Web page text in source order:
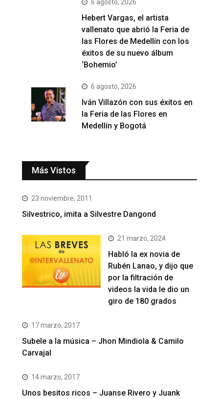
6 agosto, 2026
Hebert Vargas, el artista
vallenato que abrió la Feria de
las Flores de Medellín con los
éxitos de su nuevo álbum
‘Bohemio’
6 agosto, 2026
Iván Villazón con sus éxitos en
la Feria de las Flores en
Medellín y Bogotá
Más Vistos
23 noviembre, 2011
Silvestrico, imita a Silvestre Dangond
21 marzo, 2024
Habló la ex novia de
Rubén Lanao, y dijo que
por la filtración de
videos la vida le dio un
giro de 180 grados
17 marzo, 2017
Subele a la música – Jhon Mindiola & Camilo
Carvajal
14 marzo, 2017
Unos besitos ricos – Juanse Rivero y Juank